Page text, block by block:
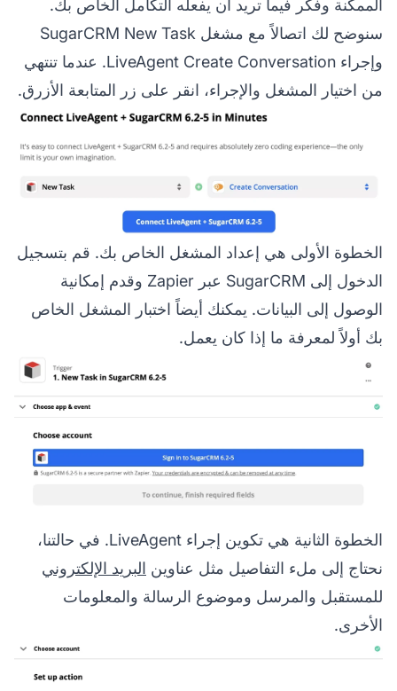
الممكنة وفكر فيما تريد أن يفعله التكامل الخاص بك.
سنوضح لك اتصالاً مع مشغل SugarCRM New Task
وإجراء LiveAgent Create Conversation. عندما تنتهي
من اختيار المشغل والإجراء، انقر على زر المتابعة الأزرق.
الخطوة الأولى هي إعداد المشغل الخاص بك. قم بتسجيل
الدخول إلى SugarCRM عبر Zapier وقدم إمكانية
الوصول إلى البيانات. يمكنك أيضاً اختبار المشغل الخاص
بك أولاً لمعرفة ما إذا كان يعمل.
الخطوة الثانية هي تكوين إجراء LiveAgent. في حالتنا،
نحتاج إلى ملء التفاصيل مثل عناوين البريد الإلكتروني
للمستقبل والمرسل وموضوع الرسالة والمعلومات
الأخرى.